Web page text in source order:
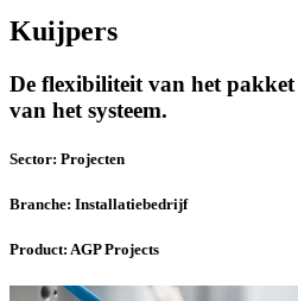
Kuijpers
De flexibiliteit van het pakket
van het systeem.
Sector: Projecten
Branche: Installatiebedrijf
Product: AGP Projects